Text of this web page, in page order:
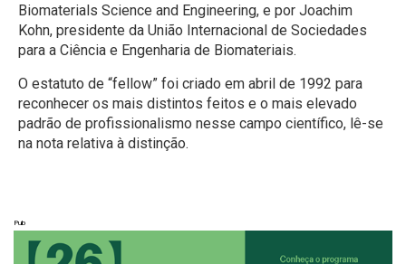
Biomaterials Science and Engineering, e por Joachim
Kohn, presidente da União Internacional de Sociedades
para a Ciência e Engenharia de Biomateriais.
O estatuto de “fellow” foi criado em abril de 1992 para
reconhecer os mais distintos feitos e o mais elevado
padrão de profissionalismo nesse campo científico, lê-se
na nota relativa à distinção.
Pub